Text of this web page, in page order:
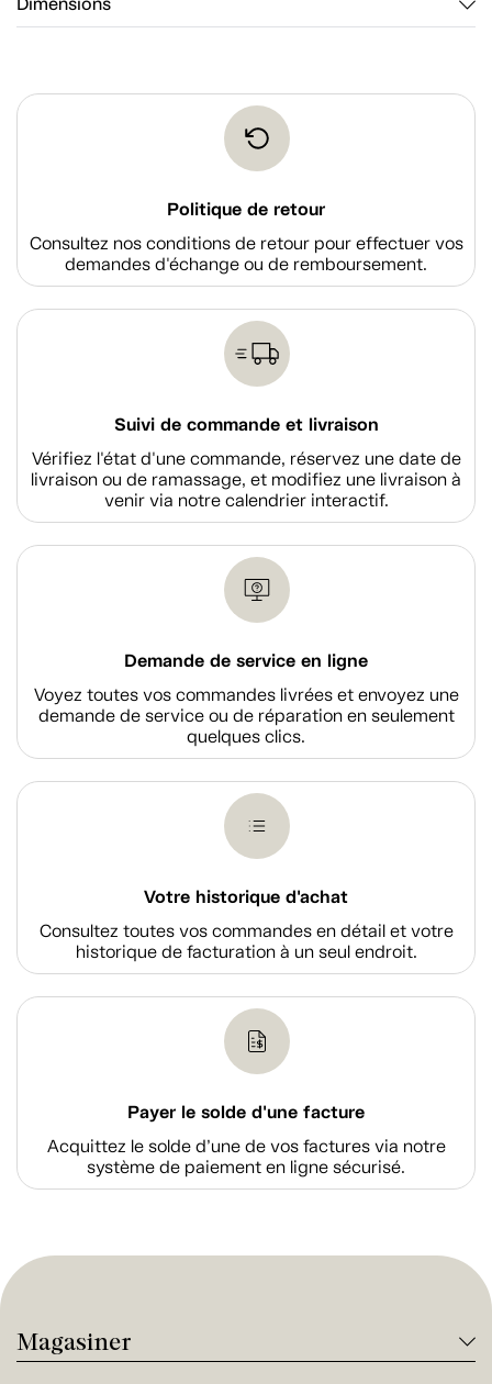
Dimensions
Politique de retour
Consultez nos conditions de retour pour effectuer vos
demandes d'échange ou de remboursement.
Suivi de commande et livraison
Vérifiez l'état d'une commande, réservez une date de
livraison ou de ramassage, et modifiez une livraison à
venir via notre calendrier interactif.
Demande de service en ligne
Voyez toutes vos commandes livrées et envoyez une
demande de service ou de réparation en seulement
quelques clics.
Votre historique d'achat
Consultez toutes vos commandes en détail et votre
historique de facturation à un seul endroit.
Payer le solde d'une facture
Acquittez le solde d’une de vos factures via notre
système de paiement en ligne sécurisé.
Magasiner